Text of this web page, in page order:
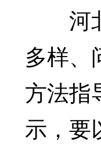
河北
多样、
方法指
示，要